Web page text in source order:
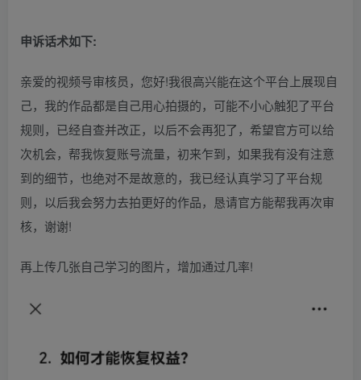
申诉话术如下:
亲爱的视频号审核员，您好!我很高兴能在这个平台上展现自
己，我的作品都是自己用心拍摄的，可能不小心触犯了平台
规则，已经自查并改正，以后不会再犯了，希望官方可以给
次机会，帮我恢复账号流量，初来乍到，如果我有没有注意
到的细节，也绝对不是故意的，我已经认真学习了平台规
则，以后我会努力去拍更好的作品，恳请官方能帮我再次审
核，谢谢!
再上传几张自己学习的图片，增加通过几率!